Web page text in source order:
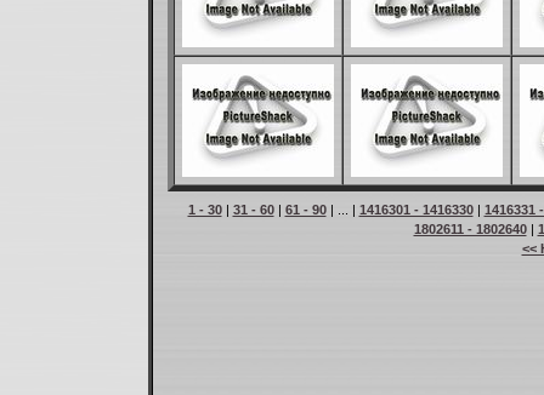
1 - 30| 31 - 60| 61 - 90| ... | 1416301 - 1416330| 1416331
1802611 - 1802640|
<<